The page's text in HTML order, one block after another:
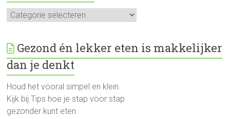
Alle
recepten
Gezond én lekker eten is makkelijker
dan je denkt
Houd het vooral simpel en klein.
Kijk bij Tips hoe je stap voor stap
gezonder kunt eten.